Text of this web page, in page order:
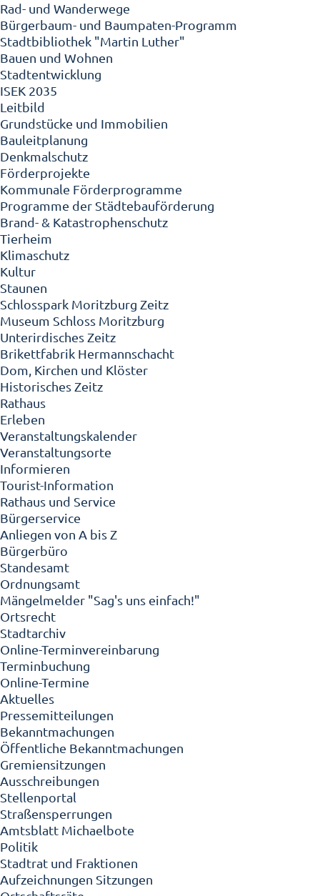
Rad- und Wanderwege
Bürgerbaum- und Baumpaten-Programm
Stadtbibliothek "Martin Luther"
Bauen und Wohnen
Stadtentwicklung
ISEK 2035
Leitbild
Grundstücke und Immobilien
Bauleitplanung
Denkmalschutz
Förderprojekte
Kommunale Förderprogramme
Programme der Städtebauförderung
Brand- & Katastrophenschutz
Tierheim
Klimaschutz
Kultur
Staunen
Schlosspark Moritzburg Zeitz
Museum Schloss Moritzburg
Unterirdisches Zeitz
Brikettfabrik Hermannschacht
Dom, Kirchen und Klöster
Historisches Zeitz
Rathaus
Erleben
Veranstaltungskalender
Veranstaltungsorte
Informieren
Tourist-Information
Rathaus und Service
Bürgerservice
Anliegen von A bis Z
Bürgerbüro
Standesamt
Ordnungsamt
Mängelmelder "Sag's uns einfach!"
Ortsrecht
Stadtarchiv
Online-Terminvereinbarung
Terminbuchung
Online-Termine
Aktuelles
Pressemitteilungen
Bekanntmachungen
Öffentliche Bekanntmachungen
Gremiensitzungen
Ausschreibungen
Stellenportal
Straßensperrungen
Amtsblatt Michaelbote
Politik
Stadtrat und Fraktionen
Aufzeichnungen Sitzungen